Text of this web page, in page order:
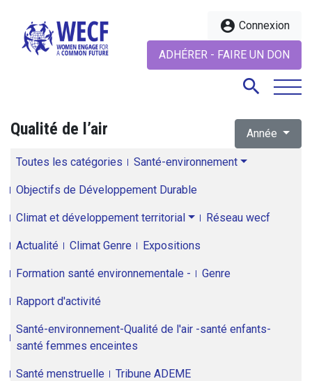
account_circle Connexion
ADHÉRER - FAIRE UN DON
search
Qualité de l’air Année
Toutes les catégories Santé-environnement
Objectifs de Développement Durable
Climat et développement territorial Réseau wecf
Actualité Climat Genre Expositions
Formation santé environnementale - Genre
Rapport d'activité
Santé-environnement-Qualité de l'air -santé enfants-
santé femmes enceintes
Santé menstruelle Tribune ADEME